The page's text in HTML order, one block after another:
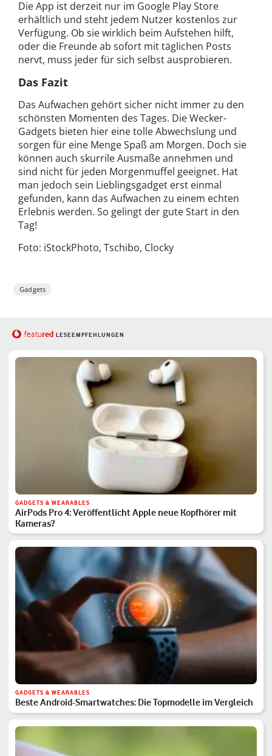
Die App ist derzeit nur im Google Play Store
erhältlich und steht jedem Nutzer kostenlos zur
Verfügung. Ob sie wirklich beim Aufstehen hilft,
oder die Freunde ab sofort mit täglichen Posts
nervt, muss jeder für sich selbst ausprobieren.
Das Fazit
Das Aufwachen gehört sicher nicht immer zu den
schönsten Momenten des Tages. Die Wecker-
Gadgets bieten hier eine tolle Abwechslung und
sorgen für eine Menge Spaß am Morgen. Doch sie
können auch skurrile Ausmaße annehmen und
sind nicht für jeden Morgenmuffel geeignet. Hat
man jedoch sein Lieblingsgadget erst einmal
gefunden, kann das Aufwachen zu einem echten
Erlebnis werden. So gelingt der gute Start in den
Tag!
Foto: iStockPhoto, Tschibo, Clocky
Gadgets
featured LESEEMPFEHLUNGEN
GADGETS & WEARABLES
AirPods Pro 4: Veröffentlicht Apple neue Kopfhörer mit
Kameras?
GADGETS & WEARABLES
Beste Android-Smartwatches: Die Topmodelle im Vergleich